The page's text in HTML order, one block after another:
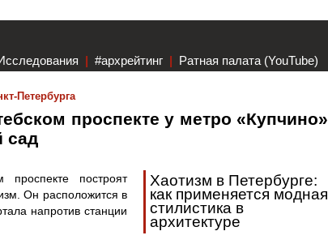
| #архрейтинг | Ратная палата (YouTube)
Петербурга
проспекте у метро «Купчино»
сад
Хаотизм в Петербурге:
как применяется модная
стилистика в
архитектуре
построят
Он расположится в
напротив станции